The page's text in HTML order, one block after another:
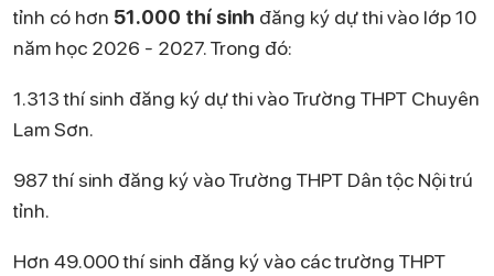
tỉnh có hơn 51.000 thí sinh đăng ký dự thi vào lớp 10
năm học 2026 - 2027. Trong đó:
1.313 thí sinh đăng ký dự thi vào Trường THPT Chuyên
Lam Sơn.
987 thí sinh đăng ký vào Trường THPT Dân tộc Nội trú
tỉnh.
Hơn 49.000 thí sinh đăng ký vào các trường THPT